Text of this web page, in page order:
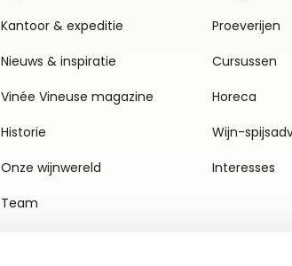
Kantoor & expeditie
Nieuws & inspiratie
Vinée Vineuse magazine
Historie
Onze wijnwereld
Team
Proeverijen
Cursussen
Horeca
Wijn-
Interesses